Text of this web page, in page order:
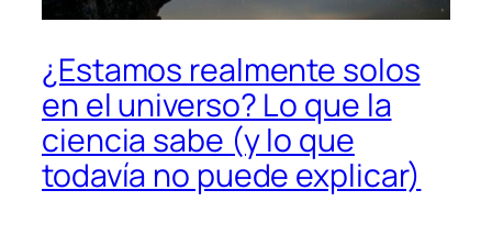
¿Estamos realmente solos
en el universo? Lo que la
ciencia sabe (y lo que
todavía no puede explicar)